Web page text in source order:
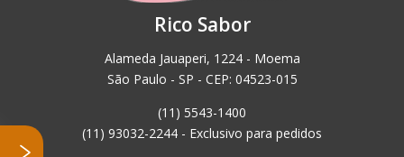
Rico Sabor
Alameda Jauaperi, 1224 - Moema
São Paulo - SP - CEP: 04523-015
(11) 5543-1400
(11) 93032-2244 - Exclusivo para pedidos